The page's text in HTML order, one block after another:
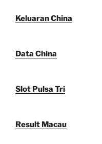
Keluaran China
Data China
Slot Pulsa Tri
Result Macau